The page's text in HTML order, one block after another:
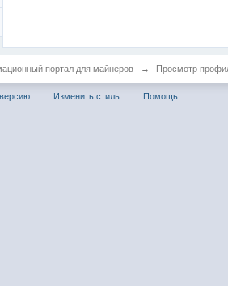
портал для майнеров → Просмотр
Изменить стиль Помощь